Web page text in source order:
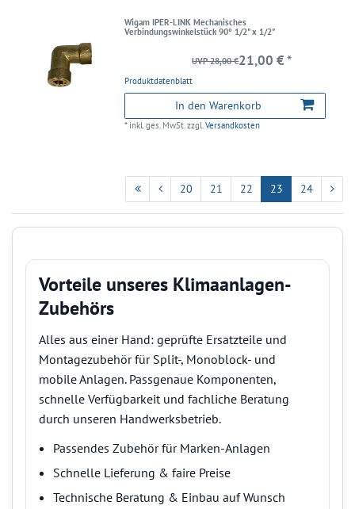
Wigam IPER-LINK Mechanisches
Verbindungswinkelstück 90° 1/2" x 1/2"
Produktdatenblatt
UVP 28,00 €21,00 € *
In den Warenkorb
* inkl. ges. MwSt.zzgl.Versandkosten
20 21 22 23 24
Vorteile unseres Klimaanlagen-
Zubehörs
Alles aus einer Hand: geprüfte Ersatzteile und
Montagezubehör für Split-, Monoblock- und
mobile Anlagen. Passgenaue Komponenten,
schnelle Verfügbarkeit und fachliche Beratung
durch unseren Handwerksbetrieb.
Passendes Zubehör für Marken-Anlagen
Schnelle Lieferung & faire Preise
Technische Beratung & Einbau auf Wunsch